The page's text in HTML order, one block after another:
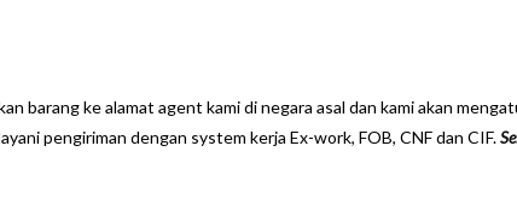
barang ke alamat agent kami di negara asal dan kami akan
pengiriman dengan system kerja Ex-work, FOB, CNF dan CIF.